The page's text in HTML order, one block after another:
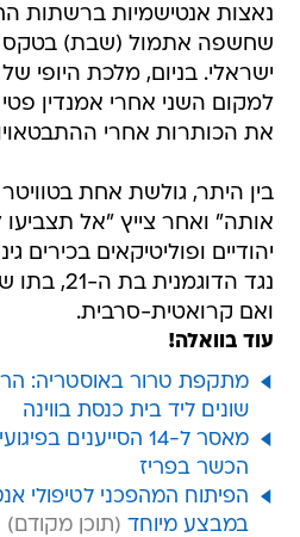
נאצות אנטישמיות ברשתות
שחשפה אתמול (שבת) בטקס
ישראלי. בניום, מלכת היופי
למקום השני אחרי אמנדין
את הכותרות אחרי
בין היתר, גולשת אחת
אותה" ואחר צייץ "אל תצביעו
יהודיים ופוליטיקאים בכירים
נגד
ואם קרואטית-סרבית.
עוד בוואלה!
מתקפת טרור באוסטריה:
שונים ליד בית כנסת בווינה
מאסר ל-14 הסייענים
הכשר בפריז
הפיתוח המהפכני לטיפולי
במבצע מיוחד